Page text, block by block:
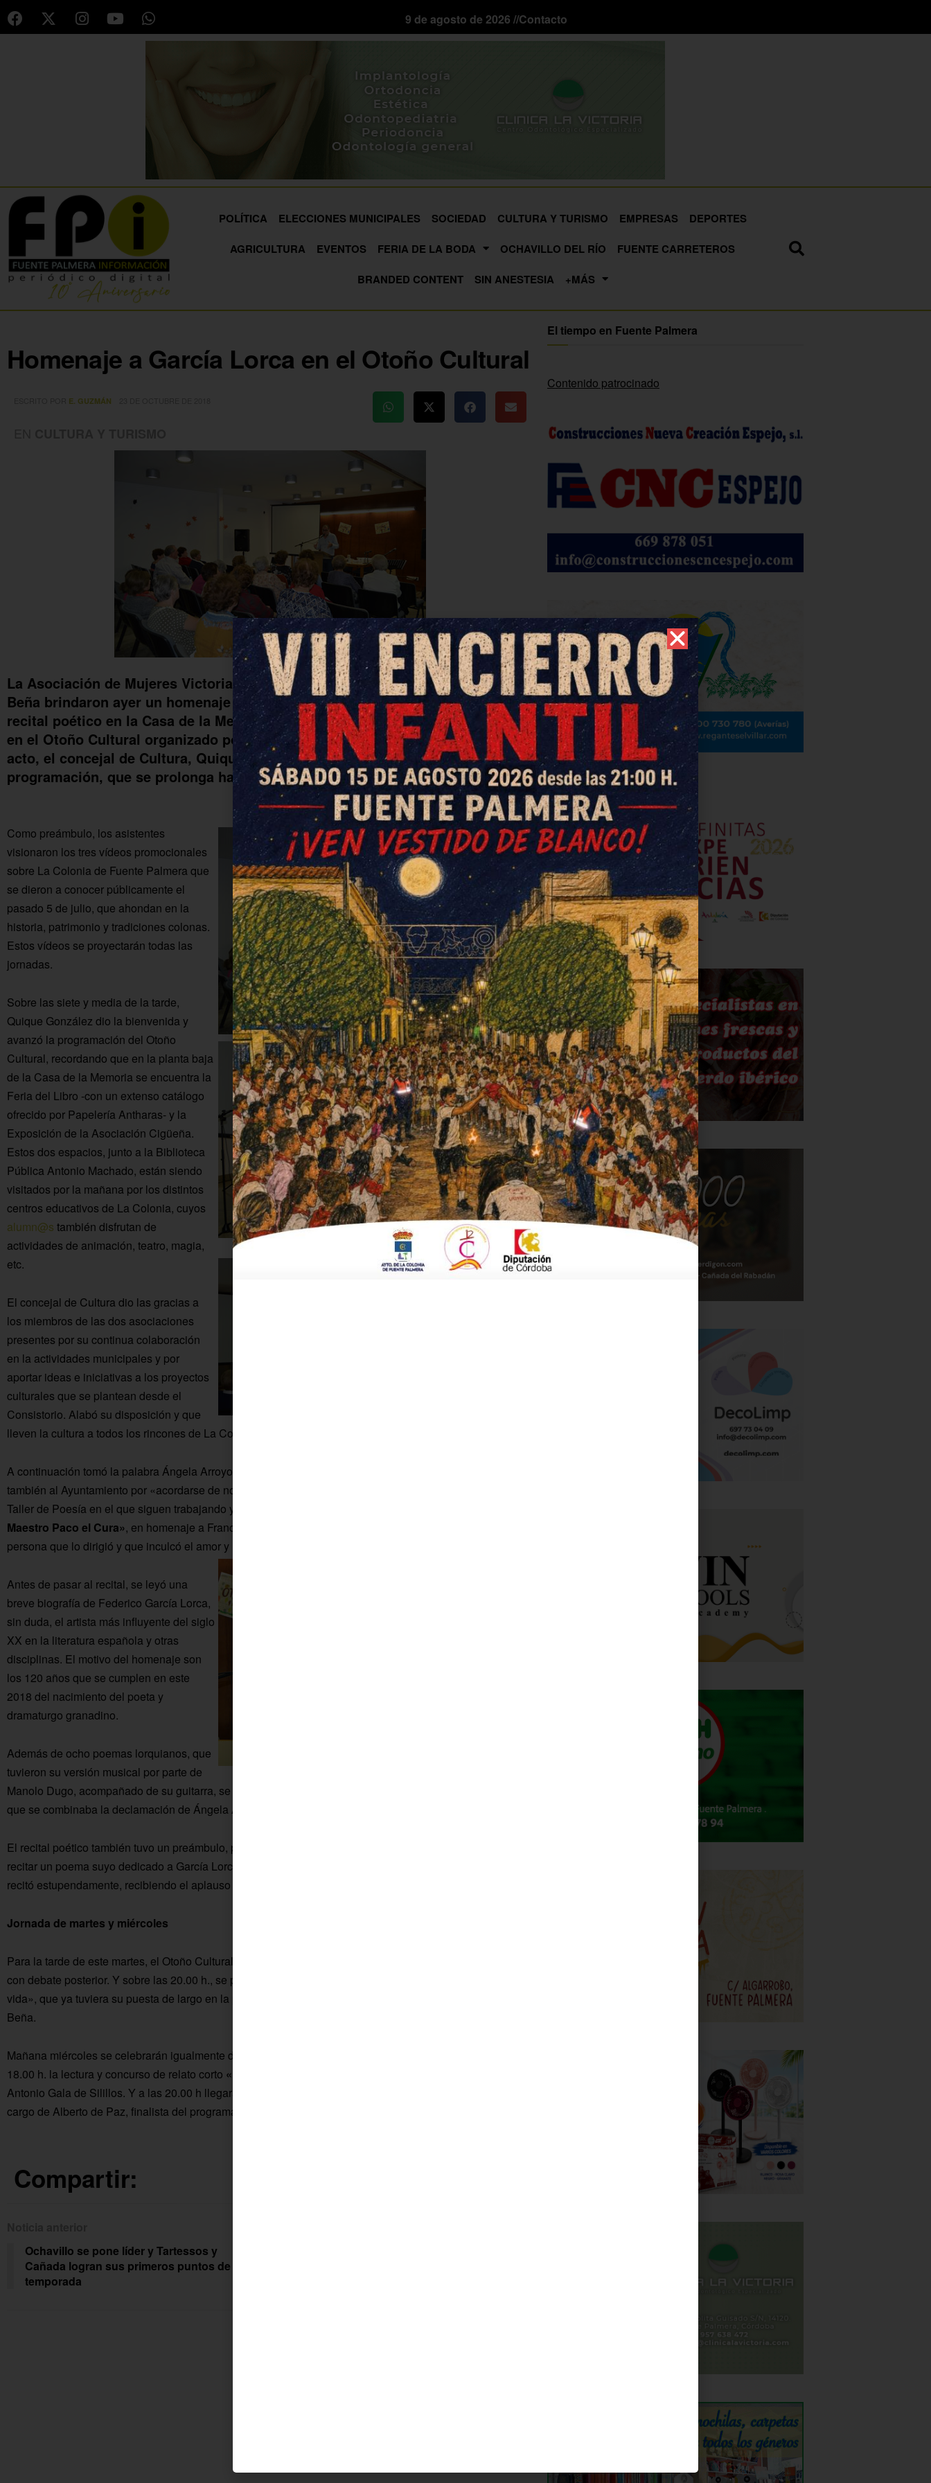
9 de agosto de 2026 //Contacto
POLÍTICA ELECCIONES MUNICIPALES SOCIEDAD CULTURA Y TURISMO EMPRESAS
DEPORTES
AGRICULTURA
EVENTOS FERIA DE LA BODA OCHAVILLO DEL RÍO
FUENTE CARRETEROS
BRANDED CONTENT
SIN ANESTESIA +MÁS
Homenaje a García Lorca en el Otoño Cultural
E. GUZMÁN
La Asociación de Mujeres Victoria Kent y la Asociación Cultural Ramón de
Beña brindaron ayer un homenaje a Federico García Lorca a través de un
recital poético en la Casa de la Memoria. Se trata de una actividad encuadrada
en el Otoño Cultural organizado por el Ayuntamiento de Fuente Palmera. En el
acto, el concejal de Cultura, Quique González informó de toda la
programación, que se prolonga hasta el próximo sábado.
Como preámbulo, los asistentes
visionaron los tres vídeos promocionales
sobre La Colonia de Fuente Palmera que
se dieron a conocer públicamente el
pasado 5 de julio, que ahondan en la
historia, patrimonio y tradiciones colonas.
Estos vídeos se proyectarán todas las
jornadas.
Sobre las siete y media de la tarde,
Quique González dio la bienvenida y
avanzó la programación del Otoño
Cultural, recordando que en la planta baja
de la Casa de la Memoria se encuentra la
Feria del Libro -con un extenso catálogo
ofrecido por Papelería Antharas- y la
Exposición de la Asociación Cigüeña.
Estos dos espacios, junto a la Biblioteca
Pública Antonio Machado, están siendo
visitados por la mañana por los distintos
centros educativos de La Colonia, cuyos
alumn@s también disfrutan de
actividades de animación, teatro, magia,
etc.
El concejal de Cultura dio las gracias a
los miembros de las dos asociaciones
presentes por su continua colaboración
en la actividades municipales y por
aportar ideas e iniciativas a los proyectos
culturales que se plantean desde el
Consistorio. Alabó su disposición y que
lleven la cultura a todos los rincones de La Colonia.
A continuación tomó la palabra Ángela Arroyo en representación de los dos colectivos, agradeciendo
también al Ayuntamiento por «acordarse de nosotros para estas actividades». Asimismo, avanzó que el
Taller de Poesía en el que siguen trabajando y ensayando se llamará a partir de ahora
Maestro Paco el Cura», en homenaje a Francisco López de Ahumada, que durante tantos años fue la
persona que lo dirigió y que inculcó el amor y la pasión por la poesía a todos sus integrantes.
Antes de pasar al recital, se leyó una
breve biografía de Federico García Lorca,
sin duda, el artista más influyente del siglo
XX en la literatura española y otras
disciplinas. El motivo del homenaje son
los 120 años que se cumplen en este
2018 del nacimiento del poeta y
dramaturgo granadino.
Además de ocho poemas lorquianos, que
tuvieron su versión musical por parte de
Manolo Dugo, acompañado de su guitarra, se interpretó como novedad un poema de Rubén Darío en el
que se combinaba la declamación de Ángela Arroyo y la canción de Manolo Dugo.
El recital poético también tuvo un preámbulo, púes Josefina Bolancé, vecina de Fuente Palmera, quiso
recitar un poema suyo dedicado a García Lorca. A pesar de los nervios, su memoria no la traicionó y lo
recitó estupendamente, recibiendo el aplauso del público.
Jornada de martes y miércoles
Para la tarde de este martes, el Otoño Cultural ofrece a las 7 de la tarde un documental llamado «Mañana»,
con debate posterior. Y sobre las 20.00 h., se presenta el libro de Pepe Espejo Arévalo, «Retazos de una
vida», que ya tuviera su puesta de largo en la pasada Primavera Cultural de la Asociación Ramón de
Beña.
Mañana miércoles se celebrarán igualmente dos actividades destacadas en la jornada de tarde. A las
18.00 h. la lectura y concurso de relato corto «Mi abuelo es único»
Antonio Gala de Silillos. Y a las 20.00 h llegará el espectáculo al piano
cargo de Alberto de Paz, finalista del programa Got Talent.
Compartir:
Ochavillo se pone líder y Tartessos y
Cañada logran sus primeros puntos de la
temporada
El tiempo en Fuente Palmera
Contenido patrocinado